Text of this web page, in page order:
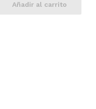
Añadir al carrito